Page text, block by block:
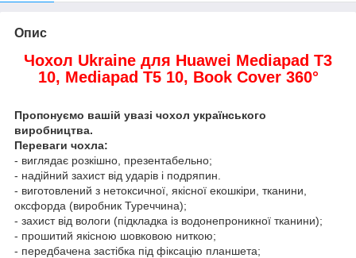
Опис
Чохол Ukraine для Huawei Mediapad T3
10, Mediapad T5 10, Book Cover 360°
Пропонуємо вашій увазі чохол українського
виробництва.
Переваги чохла:
- виглядає розкішно, презентабельно;
- надійний захист від ударів і подряпин.
- виготовлений з нетоксичної, якісної екошкіри, тканини,
оксфорда (виробник Туреччина);
- захист від вологи (підкладка із водонепроникної тканини);
- прошитий якісною шовковою ниткою;
- передбачена застібка під фіксацію планшета;